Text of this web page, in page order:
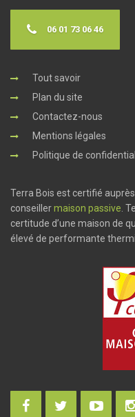
06 01 73 06 46
Tout savoir
Plan du site
Contactez-nous
Mentions légales
Politique de
Terra Bois est certifié
conseillermaison passive .
certitude d’une maison de
élevé de performante